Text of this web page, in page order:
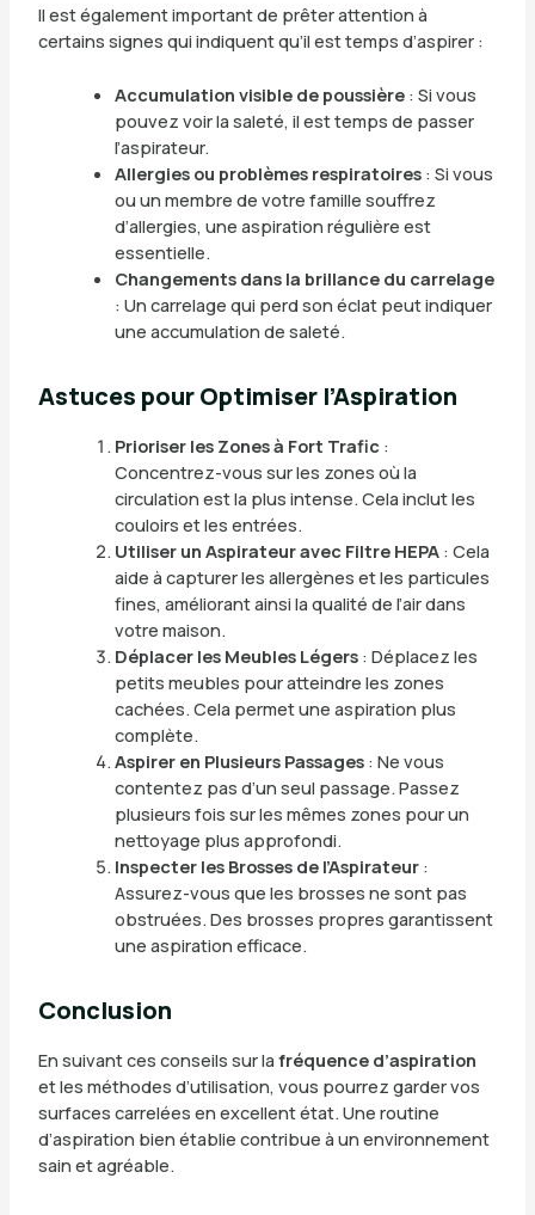
Il est également important de prêter attention à
certains signes qui indiquent qu’il est temps d’aspirer :
Accumulation visible de poussière: Si vous
pouvez voir la saleté, il est temps de passer
l’aspirateur.
Allergies ou problèmes respiratoires: Si vous
ou un membre de votre famille souffrez
d’allergies, une aspiration régulière est
essentielle.
Changements dans la brillance du carrelage
: Un carrelage qui perd son éclat peut indiquer
une accumulation de saleté.
Astuces pour Optimiser l’Aspiration
Prioriser les Zones à Fort Trafic:
Concentrez-vous sur les zones où la
circulation est la plus intense. Cela inclut les
couloirs et les entrées.
Utiliser un Aspirateur avec Filtre HEPA: Cela
aide à capturer les allergènes et les particules
fines, améliorant ainsi la qualité de l’air dans
votre maison.
Déplacer les Meubles Légers: Déplacez les
petits meubles pour atteindre les zones
cachées. Cela permet une aspiration plus
complète.
Aspirer en Plusieurs Passages: Ne vous
contentez pas d’un seul passage. Passez
plusieurs fois sur les mêmes zones pour un
nettoyage plus approfondi.
Inspecter les Brosses de l’Aspirateur:
Assurez-vous que les brosses ne sont pas
obstruées. Des brosses propres garantissent
une aspiration efficace.
Conclusion
En suivant ces conseils sur la fréquence d’aspiration
et les méthodes d’utilisation, vous pourrez garder vos
surfaces carrelées en excellent état. Une routine
d’aspiration bien établie contribue à un environnement
sain et agréable.